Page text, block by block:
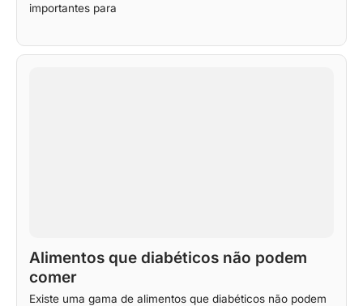
importantes para
Alimentos que diabéticos não podem
comer
Existe uma gama de alimentos que diabéticos não podem